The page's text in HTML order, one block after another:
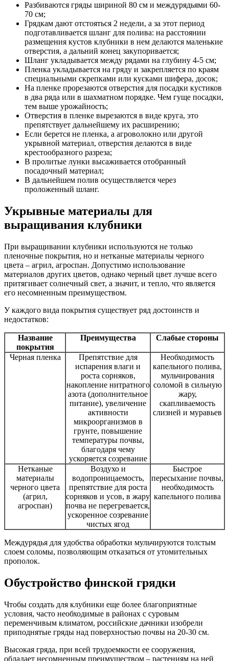
Разбиваются гряды шириной 80 см и междурядьями 60-
70 см;
Грядкам дают отстояться 2 недели, а за этот период
подготавливается шланг для полива: на расстоянии
размещения кустов клубники в нем делаются маленькие
отверстия, а дальний конец закупоривается;
Шланг укладывается между рядами на глубину 4-5 см;
Пленка укладывается на гряду и закрепляется по краям
специальными скрепками или кусками шифера, досок;
На пленке прорезаются отверстия для посадки кустиков
в два ряда или в шахматном порядке. Чем гуще посадки,
тем выше урожайность;
Отверстия в пленке вырезаются в виде круга, это
препятствует дальнейшему их расширению;
Если берется не пленка, а агроволокно или другой
укрывной материал, отверстия делаются в виде
крестообразного разреза;
В пролитые лунки высаживается отобранный
посадочный материал;
В дальнейшем полив осуществляется через
проложенный шланг.
Укрывные материалы для
выращивания клубники
При выращивании клубники используются не только
пленочные покрытия, но и нетканые материалы черного
цвета – агрил, агроспан. Допустимо использование
материалов других цветов, однако черный цвет лучше всего
притягивает солнечный свет, а значит, и тепло, что является
его несомненным преимуществом.
У каждого вида покрытия существует ряд достоинств и
недостатков:
Название
покрытия
Преимущества Слабые стороны
Черная пленка
Препятствие для
испарения влаги и
роста сорняков,
накопление нитратного
азота (дополнительное
питание), увеличение
активности
микроорганизмов в
грунте, повышение
температуры почвы,
благодаря чему
ускоряется созревание
Необходимость
капельного полива,
мульчирования
соломой в сильную
жару,
скапливаемость
слизней и муравьев
Нетканые
материалы
черного цвета
(агрил,
агроспан)
Воздухо и
водопроницаемость,
препятствие для роста
сорняков и усов, в жару
почва не перегревается,
ускоренное созревание
чистых ягод
Быстрое
пересыхание почвы,
необходимость
капельного полива
Междурядья для удобства обработки мульчируются толстым
слоем соломы, позволяющим отказаться от утомительных
прополок.
Обустройство финской грядки
Чтобы создать для клубники еще более благоприятные
условия, часто необходимые в районах с суровым
переменчивым климатом, российские дачники изобрели
приподнятые гряды над поверхностью почвы на 20-30 см.
Высокая гряда, при всей трудоемкости ее сооружения,
обладает несомненным преимуществом – растениям на ней